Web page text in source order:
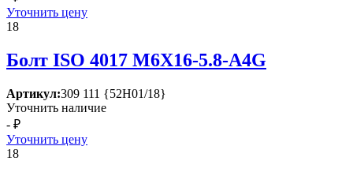
Уточнить цену
18
Болт ISО 4017 М6Х16-5.8-А4G
Артикул:309 111 {52Н01/18}
Уточнить наличие
- ₽
Уточнить цену
18